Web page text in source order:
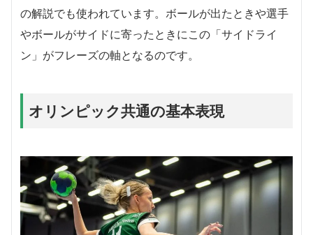
の解説でも使われています。ボールが出たときや選手
やボールがサイドに寄ったときにこの「サイドライ
ン」がフレーズの軸となるのです。
オリンピック共通の基本表現